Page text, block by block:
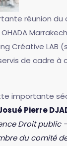
réunion du
Créative LAB
de cadre
importante
Pierre
Droit public
du comité